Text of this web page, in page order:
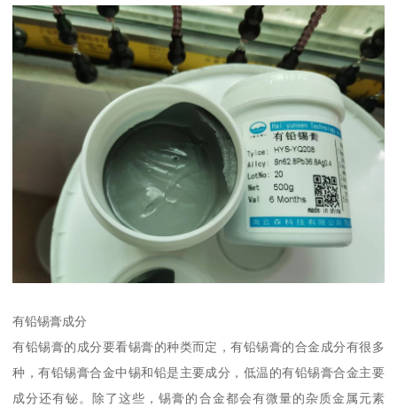
有铅锡膏成分
有铅锡膏的成分要看锡膏的种类而定，有铅锡膏的合金成分有很多
种，有铅锡膏合金中锡和铅是主要成分，低温的有铅锡膏合金主要
成分还有铋。除了这些，锡膏的合金都会有微量的杂质金属元素